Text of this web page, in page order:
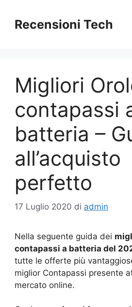
contenuto
Recensioni Tech
Migliori
contapassi
batteria –
all’acquisto
perfetto
17 Luglio 2020 di admin
Nella seguente guida dei
contapassi a batteria del
tutte le offerte più
miglior Contapassi presente
mercato online.